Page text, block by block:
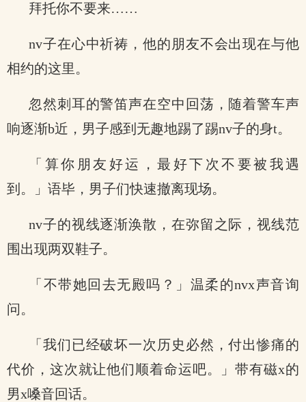
拜托你不要来……
nv子在心中祈祷，他的朋友不会出现在与他
相约的这里。
忽然刺耳的警笛声在空中回荡，随着警车声
响逐渐b近，男子感到无趣地踢了踢nv子的身t。
「算你朋友好运，最好下次不要被我遇
到。」语毕，男子们快速撤离现场。
nv子的视线逐渐涣散，在弥留之际，视线范
围出现两双鞋子。
「不带她回去无殿吗？」温柔的nvx声音询
问。
「我们已经破坏一次历史必然，付出惨痛的
代价，这次就让他们顺着命运吧。」带有磁x的
男x嗓音回话。